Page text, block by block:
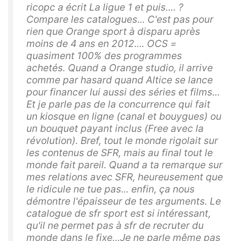
ricopc a écrit La ligue 1 et puis.... ?
Compare les catalogues... C'est pas pour
rien que Orange sport à disparu après
moins de 4 ans en 2012.... OCS =
quasiment 100% des programmes
achetés. Quand a Orange studio, il arrive
comme par hasard quand Altice se lance
pour financer lui aussi des séries et films...
Et je parle pas de la concurrence qui fait
un kiosque en ligne (canal et bouygues) ou
un bouquet payant inclus (Free avec la
révolution). Bref, tout le monde rigolait sur
les contenus de SFR, mais au final tout le
monde fait pareil. Quand a ta remarque sur
mes relations avec SFR, heureusement que
le ridicule ne tue pas... enfin, ça nous
démontre l'épaisseur de tes arguments. Le
catalogue de sfr sport est si intéressant,
qu'il ne permet pas à sfr de recruter du
monde dans le fixe...Je ne parle même pas